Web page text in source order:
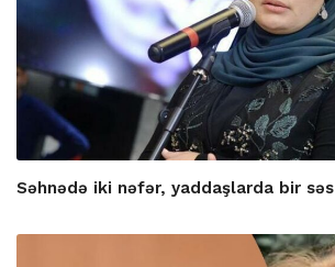
Səhnədə iki nəfər, yaddaşlarda bir səs